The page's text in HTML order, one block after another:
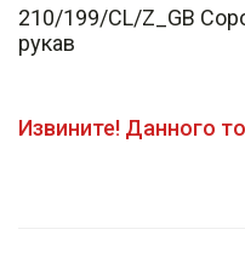
210/199/CL/Z_GB
рукав
Извините! Данного